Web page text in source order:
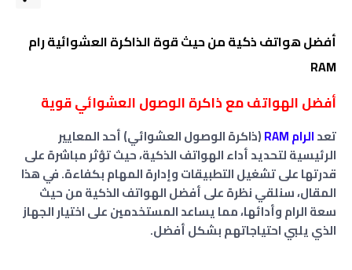
أفضل هواتف ذكية من حيث قوة الذاكرة العشوائية رام
RAM
أفضل الهواتف مع ذاكرة الوصول العشوائي قوية
تعدالرام RAM
(ذاكرة الوصول العشوائي) أحد المعايير
الرئيسية لتحديد أداء الهواتف الذكية، حيث تؤثر مباشرة على
قدرتها على تشغيل التطبيقات وإدارة المهام بكفاءة. في هذا
المقال، سنلقي نظرة على أفضل الهواتف الذكية من حيث
سعة الرام وأدائها، مما يساعد المستخدمين على اختيار الجهاز
الذي يلبي احتياجاتهم بشكل أفضل.